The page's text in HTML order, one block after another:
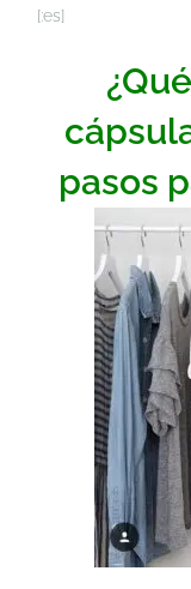
[:es]
pasos